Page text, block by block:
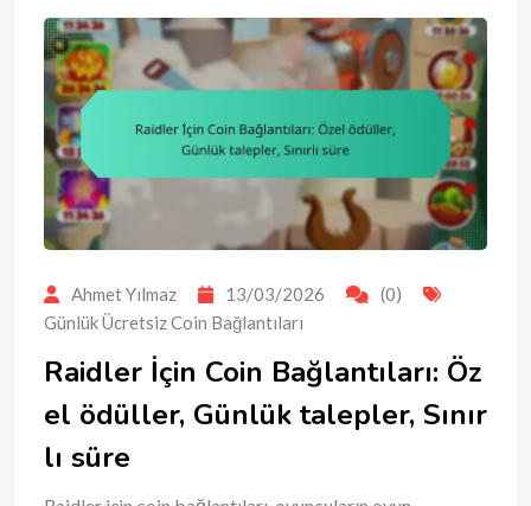
Ahmet Yılmaz 13/03/2026
(0)
Günlük Ücretsiz Coin Bağlantıları
Raidler İçin Coin Bağlantıları: Öz
el ödüller, Günlük talepler, Sınır
lı süre